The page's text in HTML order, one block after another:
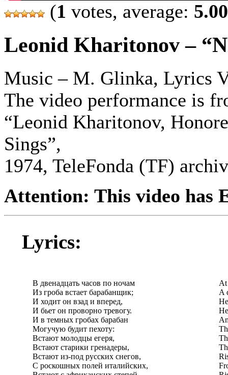
(1 votes, average: 5.00
Leonid Kharitonov –
Music – M. Glinka, Lyrics
The video performance is
“Leonid Kharitonov,
Sings”,
1974, TeleFonda (TF)
Attention: This video has
Lyrics:
В двенадцать часов по ночам
Из гроба встает барабанщик;
И ходит он взад и вперед,
И бьет он проворно тревогу.
И в темных гробах барабан
Могучую будит пехоту:
Встают молодцы егеря,
Встают старики гренадеры,
Встают из-под русских снегов,
С роскошных полей италийских,
At
A